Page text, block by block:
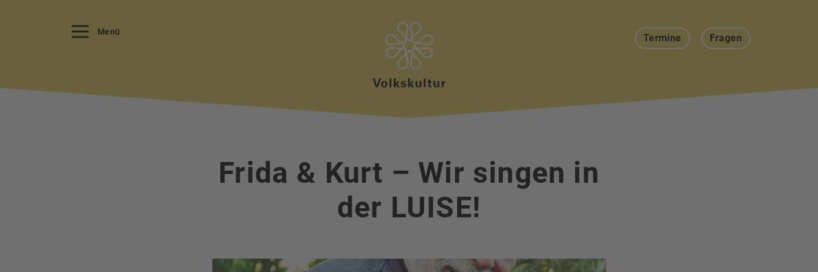
Menü
Termine Fragen
Frida & Kurt – Wir singen in
der LUISE!